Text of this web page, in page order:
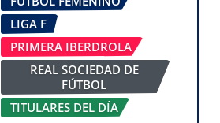
LIGA F
PRIMERA IBERDROLA
REAL SOCIEDAD DE
FÚTBOL
TITULARES DEL DÍA